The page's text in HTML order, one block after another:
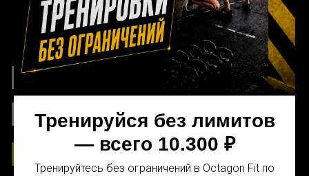
Тренируйся без лимитов
— всего 10.300 ₽
Тренируйтесь без ограничений в Octagon Fit по
БОНУСЫ